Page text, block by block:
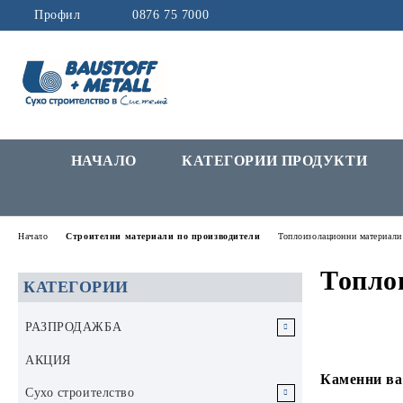
Профил 0876 75 7000
НАЧАЛО КАТЕГОРИИ ПРОДУКТИ
КАТЕГОРИИ
РАЗПРОДАЖБА
РАЗПРОДАЖБА Инструменти и
АКЦИЯ
Сухо строителство
Начало Строителни материали по производители Топлоизолационни
Каменни